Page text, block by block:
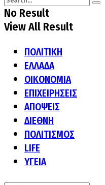
No Result
View All Result
ΠΟΛΙΤΙΚΗ
ΕΛΛΑΔΑ
ΟΙΚΟΝΟΜΙΑ
ΕΠΙΧΕΙΡΗΣΕΙΣ
ΑΠΟΨΕΙΣ
ΔΙΕΘΝΗ
ΠΟΛΙΤΙΣΜΟΣ
LIFE
ΥΓΕΙΑ